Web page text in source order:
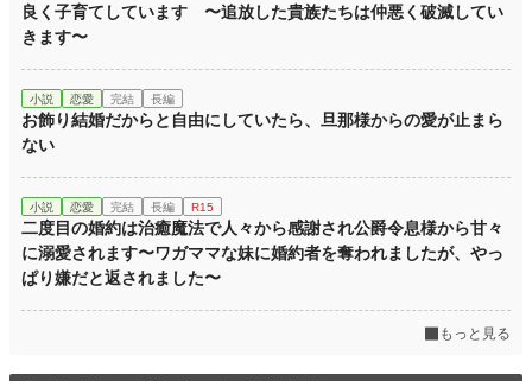
良く子育てしています 〜追放した貴族たちは仲悪く破滅してい
きます〜
小説 恋愛 完結 長編
お飾り結婚だからと自由にしていたら、旦那様からの愛が止まら
ない
小説 恋愛 完結 長編 R15
二度目の婚約は治癒魔法で人々から感謝され公爵令息様から甘々
に溺愛されます〜ワガママな妹に婚約者を奪われましたが、やっ
ぱり嫌だと返されました〜
もっと見る